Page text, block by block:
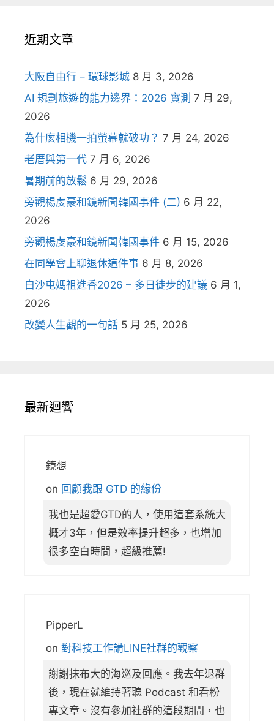
近期文章
大阪自由行 – 環球影城 8 月 3, 2026
AI 規劃旅遊的能力邊界：2026 實測 7 月 29,
2026
為什麼相機一拍螢幕就破功？ 7 月 24, 2026
老厝與第一代 7 月 6, 2026
暑期前的放鬆 6 月 29, 2026
旁觀楊虔豪和鏡新聞韓國事件 (二) 6 月 22,
2026
旁觀楊虔豪和鏡新聞韓國事件 6 月 15, 2026
在同學會上聊退休這件事 6 月 8, 2026
白沙屯媽祖進香2026 – 多日徒步的建議 6 月 1,
2026
改變人生觀的一句話 5 月 25, 2026
最新迴響
鏡想
on 回顧我跟 GTD 的緣份
我也是超愛GTD的人，使用這套系統大
概才3年，但是效率提升超多，也增加
很多空白時間，超級推薦!
PipperL
on 對科技工作講LINE社群的觀察
謝謝抹布大的海巡及回應。我去年退群
後，現在就維持著聽 Podcast 和看粉
專文章。沒有參加社群的這段期間，也